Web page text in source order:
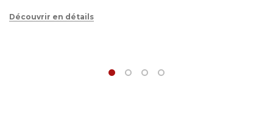
Découvrir en détails